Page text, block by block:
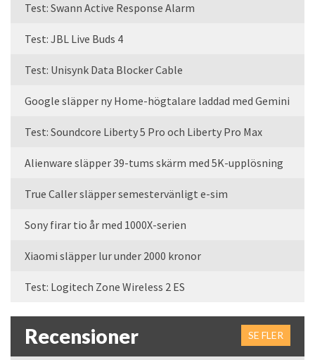
Test: Swann Active Response Alarm
Test: JBL Live Buds 4
Test: Unisynk Data Blocker Cable
Google släpper ny Home-högtalare laddad med Gemini
Test: Soundcore Liberty 5 Pro och Liberty Pro Max
Alienware släpper 39-tums skärm med 5K-upplösning
True Caller släpper semestervänligt e-sim
Sony firar tio år med 1000X-serien
Xiaomi släpper lur under 2000 kronor
Test: Logitech Zone Wireless 2 ES
Recensioner SE FLER